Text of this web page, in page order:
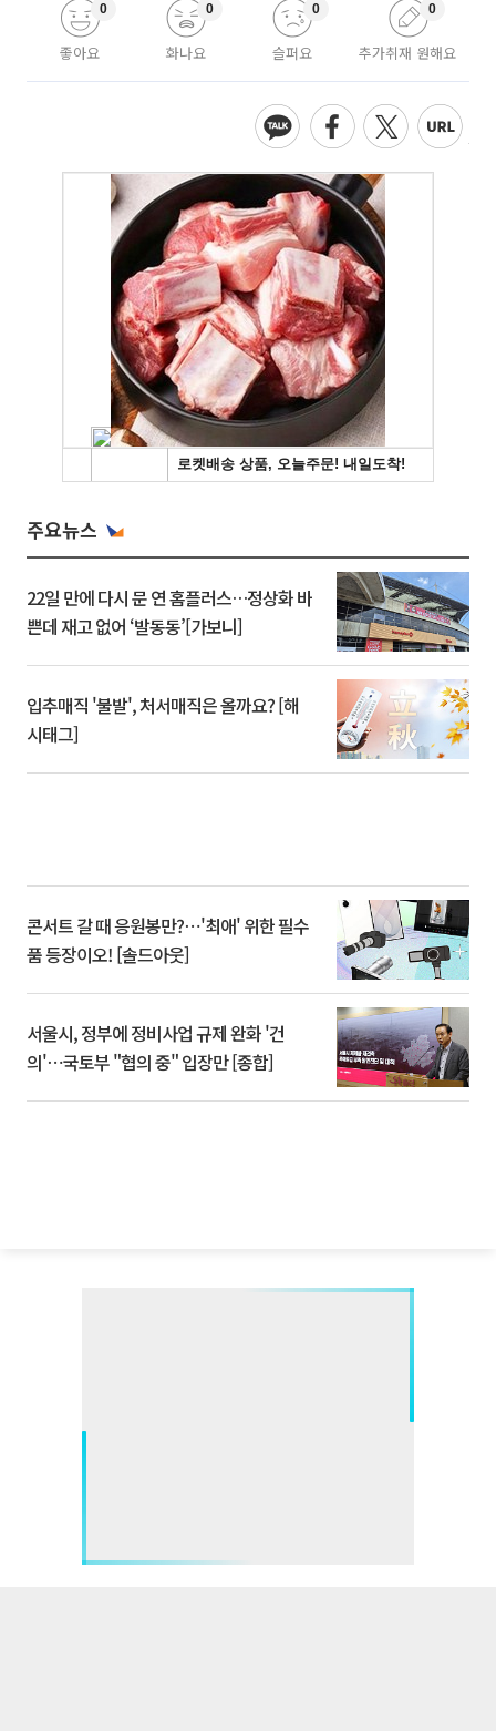
좋아요
0
화나요
0
슬퍼요
0
추가취재 원해요
0
주요뉴스
22일 만에 다시 문 연 홈플러스…정상화 바
쁜데 재고 없어 ‘발동동’[가보니]
입추매직 '불발', 처서매직은 올까요? [해
시태그]
콘서트 갈 때 응원봉만?⋯'최애' 위한 필수
품 등장이오! [솔드아웃]
서울시, 정부에 정비사업 규제 완화 '건
의'⋯국토부 "협의 중" 입장만 [종합]